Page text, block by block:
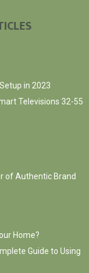
in 2023
Televisions 32-55
of Authentic Brand
Home?
Guide to Using